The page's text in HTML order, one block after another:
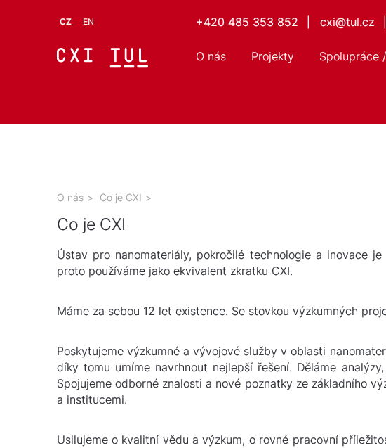
CZ EN +420 485 353 852 cxi@tul.cz
O nás Projekty Spolupráce
O nás > Co je CXI >
Co je CXI
Ústav pro nanomateriály, pokročilé technologie a inovace
proto používáme jako ekvivalent zkratku CXI.
Máme za sebou 12 let existence. Se stovkou výzkumných
Poskytujeme výzkumné a vývojové služby v oblasti
díky tomu umíme navrhnout nejlepší řešení. Děláme
Spojujeme odborné znalosti a nové poznatky ze základního
a institucemi.
Usilujeme o kvalitní vědu a výzkum, o rovné pracovní